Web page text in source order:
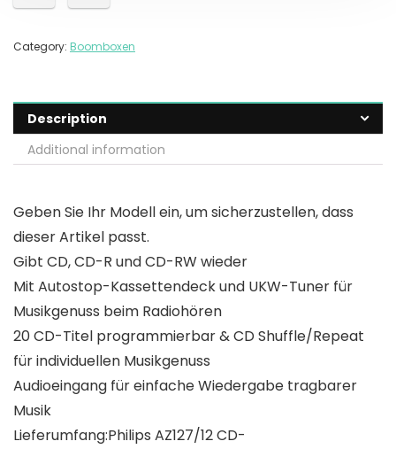
Category: Boomboxen
Description
Additional information
Geben Sie Ihr Modell ein, um sicherzustellen, dass
dieser Artikel passt.
Gibt CD, CD-R und CD-RW wieder
Mit Autostop-Kassettendeck und UKW-Tuner für
Musikgenuss beim Radiohören
20 CD-Titel programmierbar & CD Shuffle/Repeat
für individuellen Musikgenuss
Audioeingang für einfache Wiedergabe tragbarer
Musik
Lieferumfang:Philips AZ127/12 CD-